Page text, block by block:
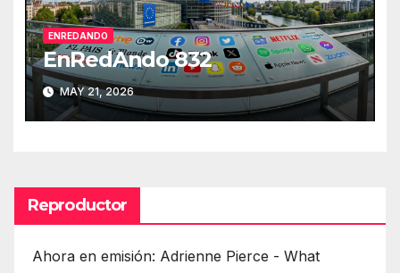
ENREDANDO
EnRedAndo 832
MAY 21, 2026
Reproductor
Ahora en emisión: Adrienne Pierce - What